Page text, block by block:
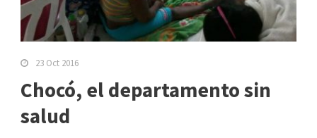
23 Oct 2016
Chocó, el departamento sin
salud